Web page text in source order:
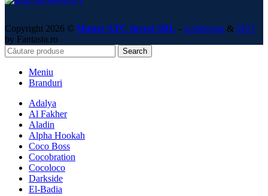
Copyright 2026 © Master ATC Invest SRL - webdesign & SEO
by Fantasia.ro
Search
Meniu
Branduri
Adalya
Al Fakher
Aladin
Alpha Hookah
Coco Boss
Cocobration
Cocoloco
Darkside
El-Badia